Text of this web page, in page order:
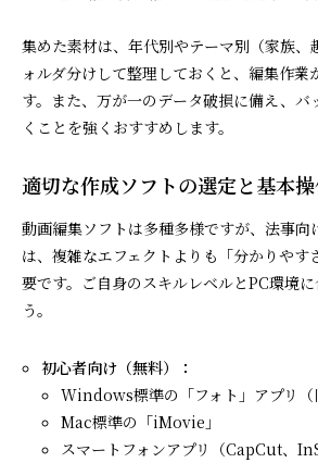
集めた素材は、年代別やテーマ別（家族、
ォルダ分けして整理しておくと、編集作業
す。また、万が一のデータ破損に備え、バ
くことを強くおすすめします。
適切な作成ソフトの選定と基本
動画編集ソフトは多種多様ですが、法事向
は、複雑なエフェクトよりも「分かりやす
要です。ご自身のスキルレベルとPC環境
う。
初心者向け（無料）：
Windows標準の「フォト」アプリ（
Mac標準の「iMovie」
スマートフォンアプリ（CapCut、